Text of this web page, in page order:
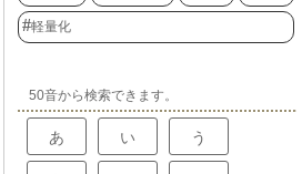
軽量化
50音から検索できます。
あ い う